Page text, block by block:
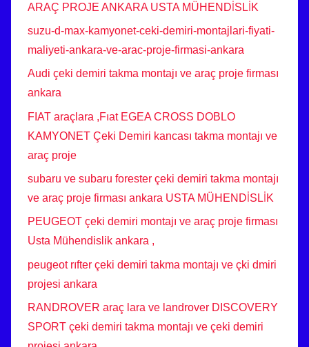
ARAÇ PROJE ANKARA USTA MÜHENDİSLİK
suzu-d-max-kamyonet-ceki-demiri-montajlari-fiyati-
maliyeti-ankara-ve-arac-proje-firmasi-ankara
Audi çeki demiri takma montajı ve araç proje firması
ankara
FIAT araçlara ,Fıat EGEA CROSS DOBLO
KAMYONET Çeki Demiri kancası takma montajı ve
araç proje
subaru ve subaru forester çeki demiri takma montajı
ve araç proje firması ankara USTA MÜHENDİSLİK
PEUGEOT çeki demiri montajı ve araç proje firması
Usta Mühendislik ankara ,
peugeot rıfter çeki demiri takma montajı ve çki dmiri
projesi ankara
RANDROVER araç lara ve landrover DISCOVERY
SPORT çeki demiri takma montajı ve çeki demiri